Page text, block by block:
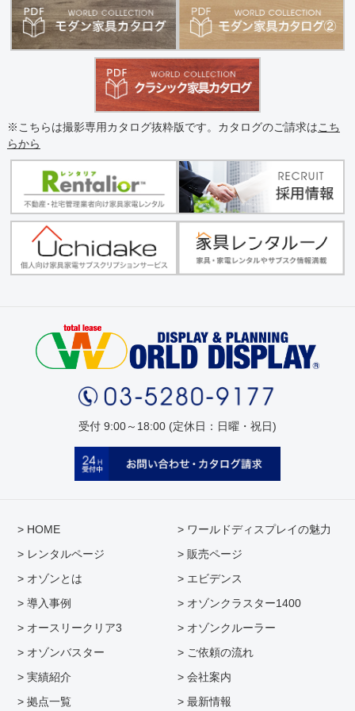
※こちらは撮影専用カタログ抜粋版です。カタログのご請求はこち
らから
受付 9:00～18:00 (定休日：日曜・祝日)
> HOME
> ワールドディスプレイの魅力
> レンタルページ
> 販売ページ
> オゾンとは
> エビデンス
> 導入事例
> オゾンクラスター1400
> オースリークリア3
> オゾンクルーラー
> オゾンバスター
> ご依頼の流れ
> 実績紹介
> 会社案内
> 拠点一覧
> 最新情報